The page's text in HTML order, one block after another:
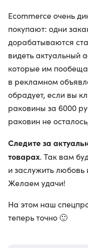
Ecommerce очень
покупают: одни
дорабатываются
видеть актуальный
которые им
в рекламном
обрадует, если вы
раковины за 6000
раковин не
Следите за
товарах. Так вам
и заслужить любовь
Желаем удачи!
На этом наш
теперь точно 🙂